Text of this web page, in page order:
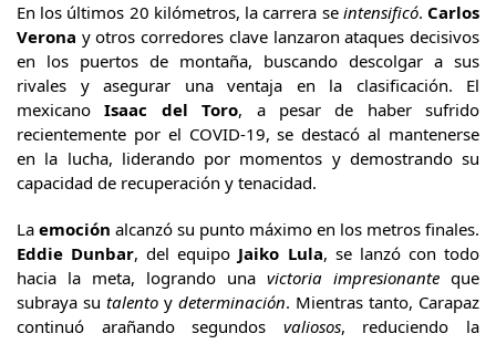
En los últimos 20 kilómetros, la carrera se intensificó. Carlos
Verona y otros corredores clave lanzaron ataques decisivos
en los puertos de montaña, buscando descolgar a sus
rivales y asegurar una ventaja en la clasificación. El
mexicanoIsaac del Toro, a pesar de haber sufrido
recientemente por el COVID-19, se destacó al mantenerse
en la lucha, liderando por momentos y demostrando su
capacidad de recuperación y tenacidad.
La emoción alcanzó su punto máximo en los metros finales.
Eddie Dunbar, del equipo Jaiko Lula, se lanzó con todo
hacia la meta, logrando una victoria impresionante que
subraya su talento y determinación. Mientras tanto, Carapaz
continuó arañando segundos valiosos, reduciendo la